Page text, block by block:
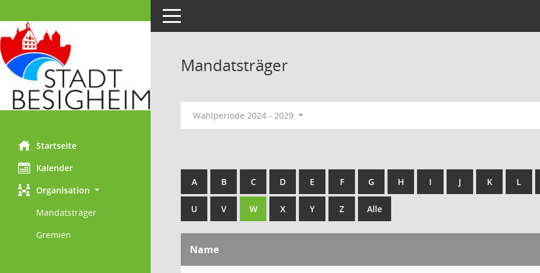
Startseite
Kalender
Organisation
Mandatsträger
Gremien
Toggle navigation
Mandatsträger
Wahlperiode 2024 - 2029
A B C D E F G H I J K L
U V W X Y Z Alle
Name